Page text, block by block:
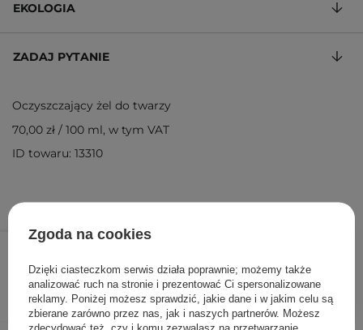
175,00 zł /szt.
DODAJ DO KOSZYKA
EKOLOGIA
ZADAJ PYTANIE
Oczyszczający żel do twarzy
70,00 zł / 100 ml, w tym VAT
ID towaru: 13310
Zgoda na cookies
Dzięki ciasteczkom serwis działa poprawnie; możemy także
analizować ruch na stronie i prezentować Ci spersonalizowane
reklamy. Poniżej możesz sprawdzić, jakie dane i w jakim celu są
zbierane zarówno przez nas, jak i naszych partnerów. Możesz
zdecydować też, czy i komu zezwalasz na przetwarzanie